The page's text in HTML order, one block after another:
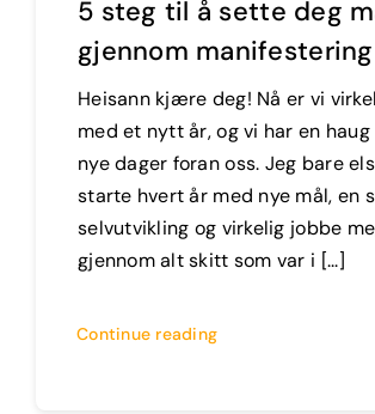
5 steg til å sette deg
gjennom manifestering
Heisann kjære deg! Nå er vi
med et nytt år, og vi har en
nye dager foran oss. Jeg bare
starte hvert år med nye mål, en
selvutvikling og virkelig jobbe
gjennom alt skitt som var i [...]
Continue reading